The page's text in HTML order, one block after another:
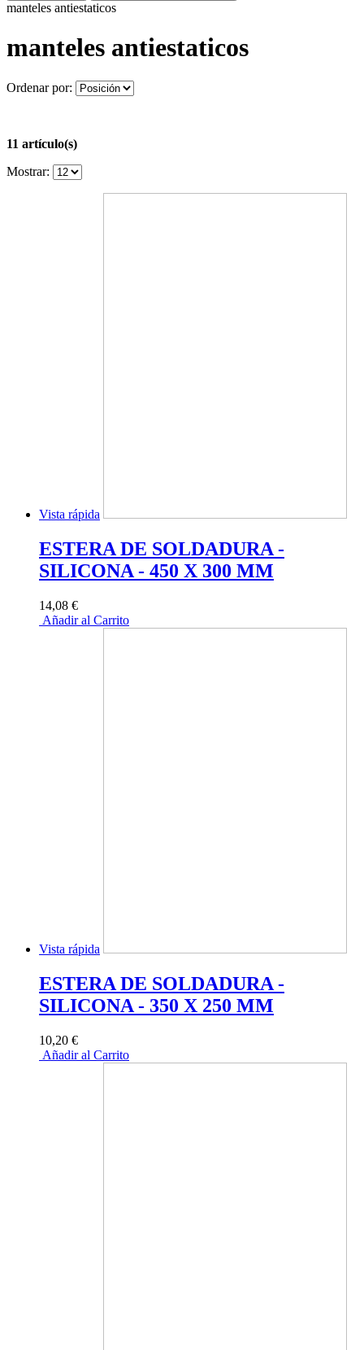
manteles antiestaticos
manteles antiestaticos
Ordenar por:
11 artículo(s)
Mostrar:
Vista rápida
ESTERA DE SOLDADURA -
SILICONA - 450 X 300 MM
14,08 €
Añadir al Carrito
Vista rápida
ESTERA DE SOLDADURA -
SILICONA - 350 X 250 MM
10,20 €
Añadir al Carrito